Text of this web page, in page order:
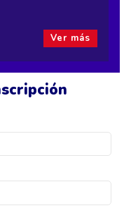
Ver más